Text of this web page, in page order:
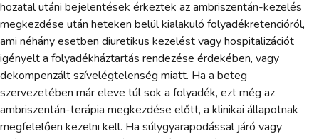
hozatal utáni bejelentések érkeztek az ambriszentán-kezelés
megkezdése után heteken belül kialakuló folyadékretencióról,
ami néhány esetben diuretikus kezelést vagy hospitalizációt
igényelt a folyadékháztartás rendezése érdekében, vagy
dekompenzált szívelégtelenség miatt. Ha a beteg
szervezetében már eleve túl sok a folyadék, ezt még az
ambriszentán-terápia megkezdése előtt, a klinikai állapotnak
megfelelően kezelni kell. Ha súlygyarapodással járó vagy